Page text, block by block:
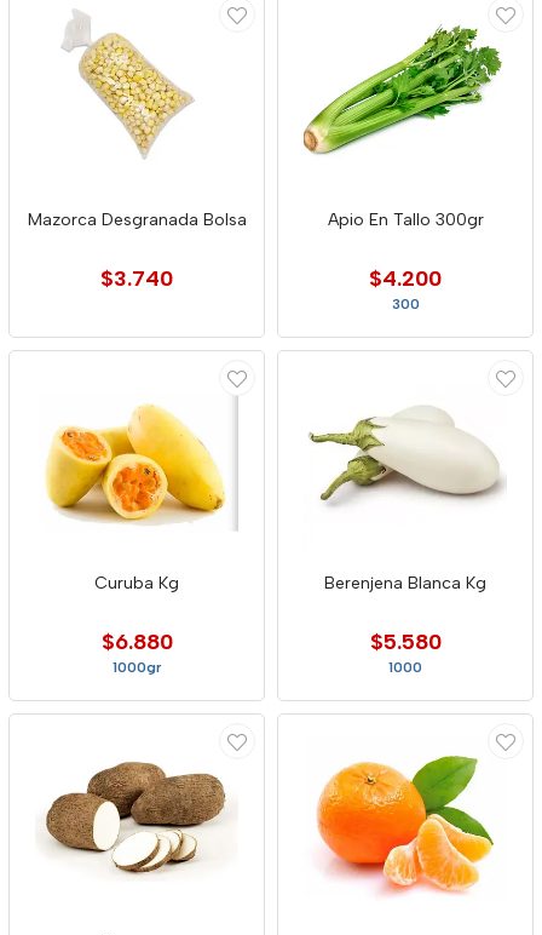
Mazorca Desgranada Bolsa
$3.740
Apio En Tallo 300gr
$4.200
300
Curuba Kg
$6.880
1000gr
Berenjena Blanca Kg
$5.580
1000